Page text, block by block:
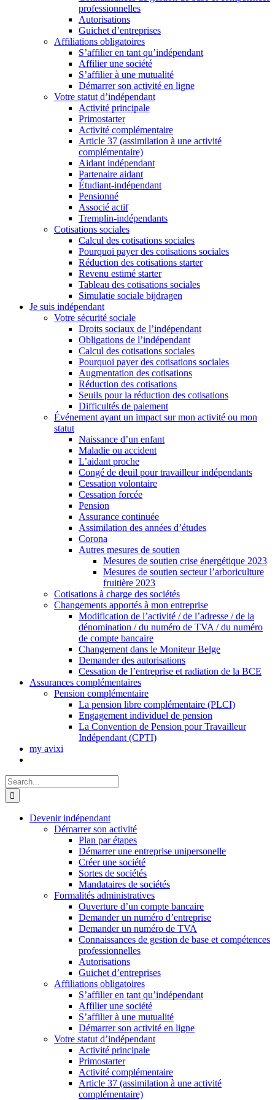
professionnelles
Autorisations
Guichet d’entreprises
Affiliations obligatoires
S’affilier en tant qu’indépendant
Affilier une société
S’affilier à une mutualité
Démarrer son activité en ligne
Votre statut d’indépendant
Activité principale
Primostarter
Activité complémentaire
Article 37 (assimilation à une activité
complémentaire)
Aidant indépendant
Partenaire aidant
Étudiant-indépendant
Pensionné
Associé actif
Tremplin-indépendants
Cotisations sociales
Calcul des cotisations sociales
Pourquoi payer des cotisations sociales
Réduction des cotisations starter
Revenu estimé starter
Tableau des cotisations sociales
Simulatie sociale bijdragen
Je suis indépendant
Votre sécurité sociale
Droits sociaux de l’indépendant
Obligations de l’indépendant
Calcul des cotisations sociales
Pourquoi payer des cotisations sociales
Augmentation des cotisations
Réduction des cotisations
Seuils pour la réduction des cotisations
Difficultés de paiement
Événement ayant un impact sur mon activité ou mon
statut
Naissance d’un enfant
Maladie ou accident
L’aidant proche
Congé de deuil pour travailleur indépendants
Cessation volontaire
Cessation forcée
Pension
Assurance continuée
Assimilation des années d’études
Corona
Autres mesures de soutien
Mesures de soutien crise énergétique 2023
Mesures de soutien secteur l’arboriculture
fruitière 2023
Cotisations à charge des sociétés
Changements apportés à mon entreprise
Modification de l’activité / de l’adresse / de la
dénomination / du numéro de TVA / du numéro
de compte bancaire
Changement dans le Moniteur Belge
Demander des autorisations
Cessation de l’entreprise et radiation de la BCE
Assurances complémentaires
Pension complémentaire
La pension libre complémentaire (PLCI)
Engagement individuel de pension
La Convention de Pension pour Travailleur
Indépendant (CPTI)
my avixi
Search
for:
Devenir indépendant
Démarrer son activité
Plan par étapes
Démarrer une entreprise unipersonelle
Créer une société
Sortes de sociétés
Mandataires de sociétés
Formalités administratives
Ouverture d’un compte bancaire
Demander un numéro d’entreprise
Demander un numéro de TVA
Connaissances de gestion de base et compétences
professionnelles
Autorisations
Guichet d’entreprises
Affiliations obligatoires
S’affilier en tant qu’indépendant
Affilier une société
S’affilier à une mutualité
Démarrer son activité en ligne
Votre statut d’indépendant
Activité principale
Primostarter
Activité complémentaire
Article 37 (assimilation à une activité
complémentaire)